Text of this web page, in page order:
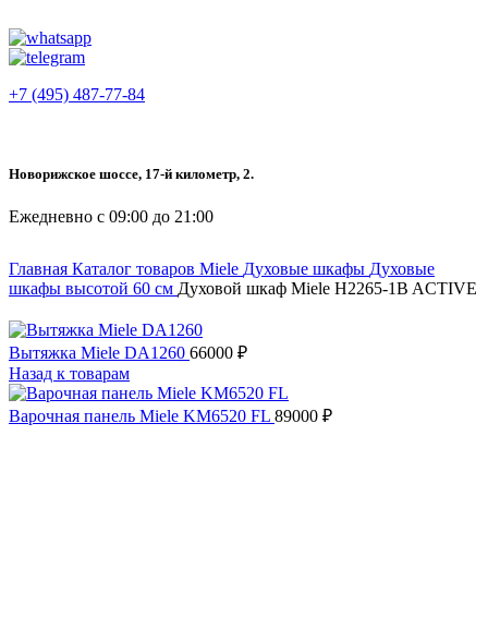
+7 (495) 487-77-84
Новорижское шоссе, 17-й километр, 2.
Ежедневно с 09:00 до 21:00
Главная Каталог товаров Miele Духовые шкафы Духовые
шкафы высотой 60 см Духовой шкаф Miele H2265-1B ACTIVE
Вытяжка Miele DA1260 66000 ₽
Назад к товарам
Варочная панель Miele KM6520 FL 89000 ₽